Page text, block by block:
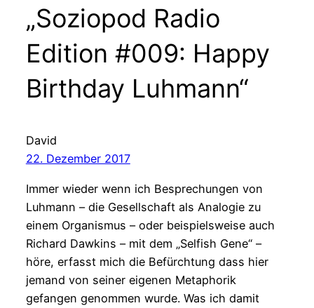
„Soziopod Radio
Edition #009: Happy
Birthday Luhmann“
David
22. Dezember 2017
Immer wieder wenn ich Besprechungen von
Luhmann – die Gesellschaft als Analogie zu
einem Organismus – oder beispielsweise auch
Richard Dawkins – mit dem „Selfish Gene“ –
höre, erfasst mich die Befürchtung dass hier
jemand von seiner eigenen Metaphorik
gefangen genommen wurde. Was ich damit